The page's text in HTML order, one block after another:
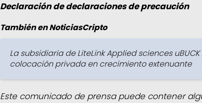
Declaración de declaraciones de precaución
También en NoticiasCripto
La subsidiaria de LiteLink Applied sciences
colocación privada en crecimiento extenuante
Este comunicado de prensa puede contener